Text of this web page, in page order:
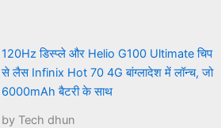
120Hz डिस्प्ले और Helio G100 Ultimate चिप
से लैस Infinix Hot 70 4G बांग्लादेश में लॉन्च, जो
6000mAh बैटरी के साथ
by Tech dhun